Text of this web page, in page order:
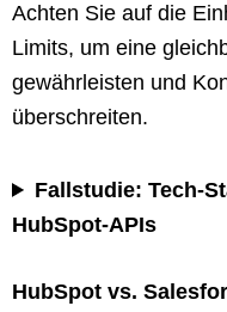
Achten Sie auf die
Limits, um eine
gewährleisten und
überschreiten.
Fallstudie: Tech-
HubSpot-APIs
HubSpot vs.